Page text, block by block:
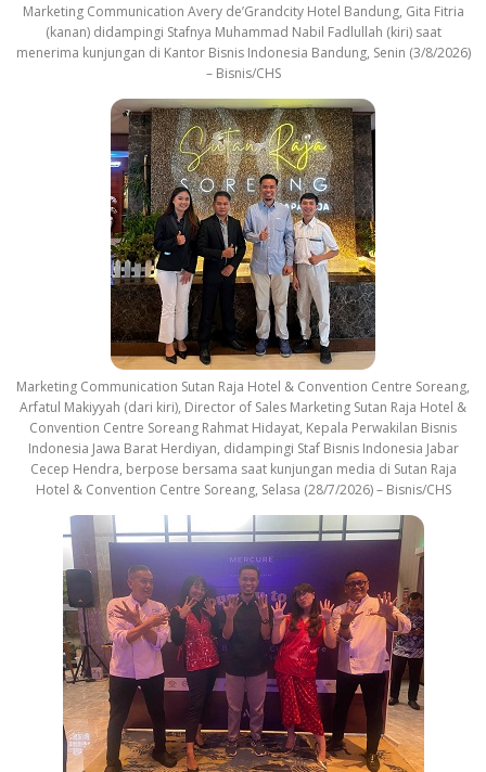
Marketing Communication Avery de’Grandcity Hotel Bandung, Gita Fitria
(kanan) didampingi Stafnya Muhammad Nabil Fadlullah (kiri) saat
menerima kunjungan di Kantor Bisnis Indonesia Bandung, Senin (3/8/2026)
– Bisnis/CHS
Marketing Communication Sutan Raja Hotel & Convention Centre Soreang,
Arfatul Makiyyah (dari kiri), Director of Sales Marketing Sutan Raja Hotel &
Convention Centre Soreang Rahmat Hidayat, Kepala Perwakilan Bisnis
Indonesia Jawa Barat Herdiyan, didampingi Staf Bisnis Indonesia Jabar
Cecep Hendra, berpose bersama saat kunjungan media di Sutan Raja
Hotel & Convention Centre Soreang, Selasa (28/7/2026) – Bisnis/CHS